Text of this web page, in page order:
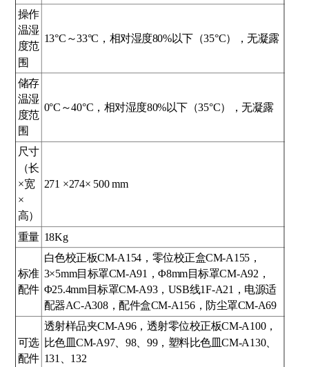
操作
温湿
度范
围
13°C～33°C，相对湿度80%以下（35°C），无凝露
储存
温湿
度范
围
0°C～40°C，相对湿度80%以下（35°C），无凝露
尺寸
（长
×宽
×
高）
271 ×274× 500 mm
重量 18Kg
标准
配件
白色校正板CM-A154，零位校正盒CM-A155，
3×5mm目标罩CM-A91，Φ8mm目标罩CM-A92，
Φ25.4mm目标罩CM-A93，USB线1F-A21，电源适
配器AC-A308，配件盒CM-A156，防尘罩CM-A69
可选
配件
透射样品夹CM-A96，透射零位校正板CM-A100，
比色皿CM-A97、98、99，塑料比色皿CM-A130、
131、132